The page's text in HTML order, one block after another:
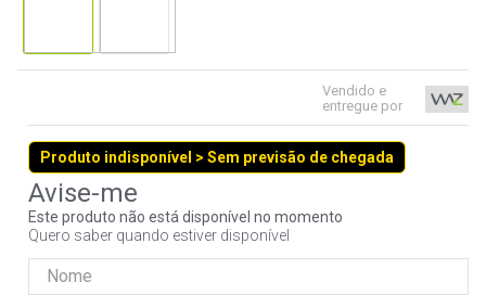
Vendido e
entregue por
Produto indisponível > Sem previsão de chegada
Este produto não está disponível no momento
Quero saber quando estiver disponível
6º
mouse
8º
fractal
10º hd